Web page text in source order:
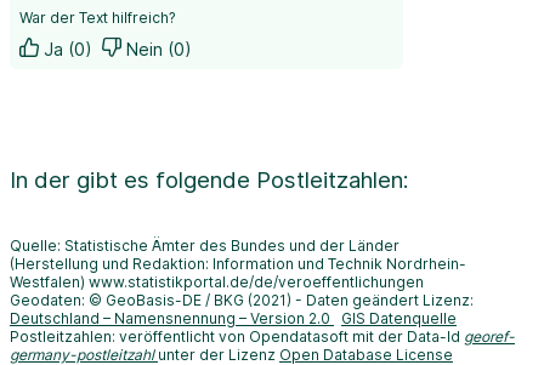
War der Text hilfreich?
Ja (0) Nein (0)
In der gibt es folgende Postleitzahlen:
Quelle: Statistische Ämter des Bundes und der Länder
(Herstellung und Redaktion: Information und Technik Nordrhein-
Westfalen) www.statistikportal.de/de/veroeffentlichungen
Geodaten: © GeoBasis-DE / BKG (2021) - Daten geändert Lizenz:
Deutschland – Namensnennung – Version 2.0
GIS Datenquelle
Postleitzahlen: veröffentlicht von Opendatasoft mit der Data-Id georef-
germany-postleitzahl unter der Lizenz Open Database License